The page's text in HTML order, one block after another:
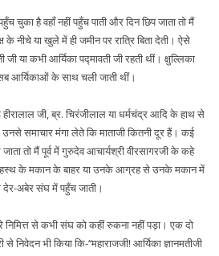
है वहाँ नहीं पहुँच पाती और दिन छिप जाता तो मैं
नीचे या खुले में ही जमीन पर रात्रि बिता देती। ऐसे
या कभी आर्यिका पद्मावती जी रहती थीं। क्षुल्लिका
आर्यिकाओं के साथ चली जाती थीं।
जी, ब्र. चिरंजीलाल या धर्मचंद्र आदि के हाथ से
समाचार मंगा लेते कि माताजी कितनी दूर हैं। कई
तो मैं पूर्व में गुरुदेव आचार्यश्री वीरसागरजी के कहे
के मकान के बाहर या उनके आग्रह से उनके मकान में
देर-अबेर संघ में पहुँच जाती।
निमित्त से कभी संघ को कहीं रुकना नहीं पड़ा। एक दो
निवेदन भी किया कि-‘‘महाराजजी! आर्यिका ज्ञानमतीजी